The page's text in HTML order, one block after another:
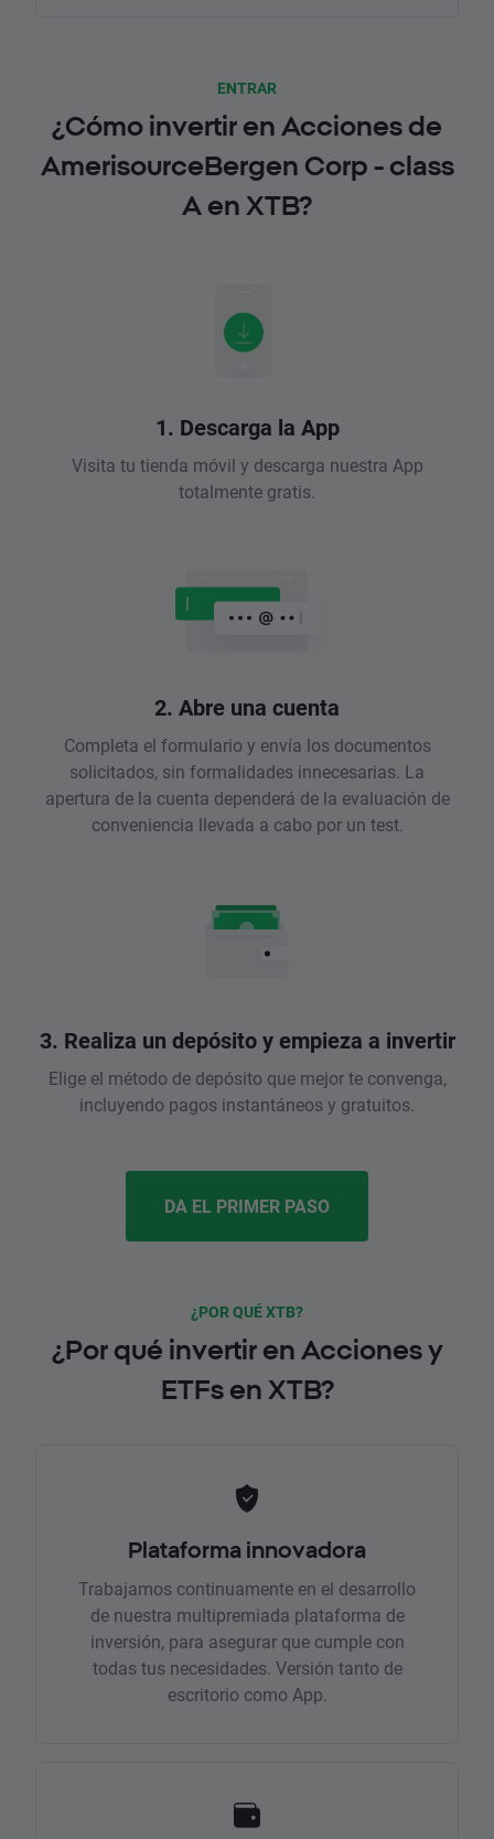
ENTRAR
¿Cómo invertir en Acciones de
AmerisourceBergen Corp - class
A en XTB?
1. Descarga la App
Visita tu tienda móvil y descarga nuestra App
totalmente gratis.
2. Abre una cuenta
Completa el formulario y envía los documentos
solicitados, sin formalidades innecesarias. La
apertura de la cuenta dependerá de la evaluación de
conveniencia llevada a cabo por un test.
3. Realiza un depósito y empieza a invertir
Elige el método de depósito que mejor te convenga,
incluyendo pagos instantáneos y gratuitos.
DA EL PRIMER PASO
¿POR QUÉ XTB?
¿Por qué invertir en Acciones y
ETFs en XTB?
Plataforma innovadora
Trabajamos continuamente en el desarrollo
de nuestra multipremiada plataforma de
inversión, para asegurar que cumple con
todas tus necesidades. Versión tanto de
escritorio como App.